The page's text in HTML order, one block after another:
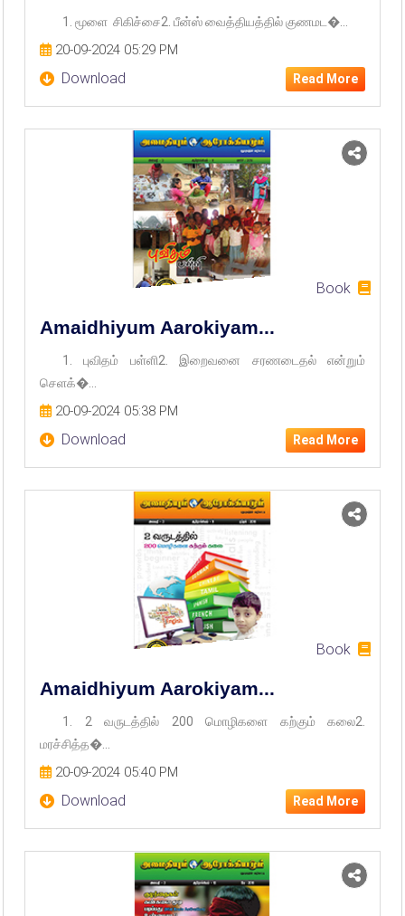
1. மூளை சிகிச்சை2. பீன்ஸ் வைத்தியத்தில் குணமட�...
20-09-2024 05:29 PM
Download Read More
Book
Amaidhiyum Aarokiyam...
1. புவிதம் பள்ளி2. இறைவனை சரணடைதல் என்றும்
செளக்�...
20-09-2024 05:38 PM
Download Read More
Book
Amaidhiyum Aarokiyam...
1. 2 வருடத்தில் 200 மொழிகளை கற்கும் கலை2.
மரச்சித்த�...
20-09-2024 05:40 PM
Download Read More